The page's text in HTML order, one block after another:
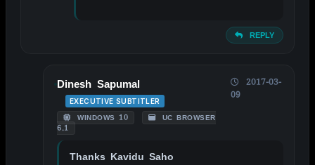
REPLY
Dinesh Sapumal
EXECUTIVE SUBTITLER
WINDOWS 10
UC BROWSER
6.1
2017-03-
09
Thanks Kavidu Saho